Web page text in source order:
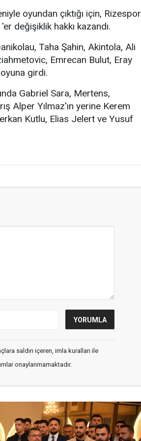
oyundan çıktığı için, Rizespor
değişiklik hakkı kazandı.
Taha Şahin, Akintola, Ali
Emrecan Bulut, Eray
girdi.
Gabriel Sara, Mertens,
Alper Yılmaz'ın yerine Kerem
Kutlu, Elias Jelert ve Yusuf
saldırı içeren, imla kuralları ile
onaylanmamaktadır.